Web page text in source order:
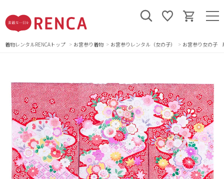
着物レンタルRENCAトップ お宮参り着物 お宮参りレンタル（女の子） お宮参り女の子